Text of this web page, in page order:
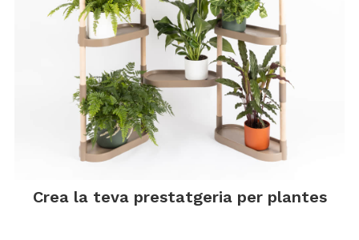
Crea la teva prestatgeria per plantes